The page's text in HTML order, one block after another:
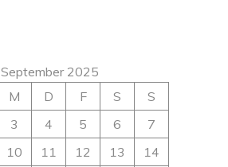
September 2025
M D F S
S
3 4 5 6
7
10 11 12 13
14